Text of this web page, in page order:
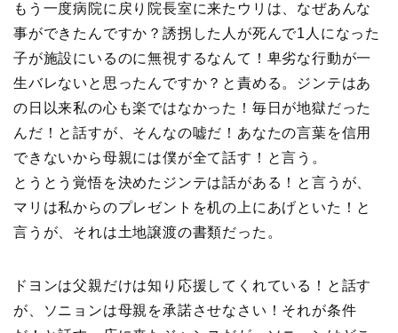
もう一度病院に戻り院長室に来たウリは、なぜあんな
事ができたんですか？誘拐した人が死んで1人になった
子が施設にいるのに無視するなんて！卑劣な行動が一
生バレないと思ったんですか？と責める。ジンテはあ
の日以来私の心も楽ではなかった！毎日が地獄だった
んだ！と話すが、そんなの嘘だ！あなたの言葉を信用
できないから母親には僕が全て話す！と言う。
とうとう覚悟を決めたジンテは話がある！と言うが、
マリは私からのプレゼントを机の上にあげといた！と
言うが、それは土地譲渡の書類だった。
ドヨンは父親だけは知り応援してくれている！と話す
が、ソニョンは母親を承諾させなさい！それが条件